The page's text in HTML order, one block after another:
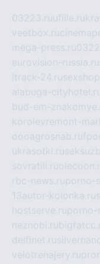
03223.ruufille.ru
veetbox.ru
mega-press.ru
eurovision-russia.ru
itrack-24.ru
alabuga-
bud-em-
korolevremont-
oooagrosnab.ru
ukrasotki.ru
sovratili.ru
rbc-news.ruporno-
13autor-kolonka.ru
hostserve.ruporno-
neznobi.ru
delfinet.ru
velotrenajery.ru